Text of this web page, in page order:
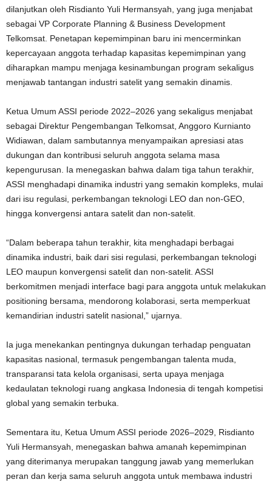
dilanjutkan oleh Risdianto Yuli Hermansyah, yang juga menjabat
sebagai VP Corporate Planning & Business Development
Telkomsat. Penetapan kepemimpinan baru ini mencerminkan
kepercayaan anggota terhadap kapasitas kepemimpinan yang
diharapkan mampu menjaga kesinambungan program sekaligus
menjawab tantangan industri satelit yang semakin dinamis.
Ketua Umum ASSI periode 2022–2026 yang sekaligus menjabat
sebagai Direktur Pengembangan Telkomsat, Anggoro Kurnianto
Widiawan, dalam sambutannya menyampaikan apresiasi atas
dukungan dan kontribusi seluruh anggota selama masa
kepengurusan. Ia menegaskan bahwa dalam tiga tahun terakhir,
ASSI menghadapi dinamika industri yang semakin kompleks, mulai
dari isu regulasi, perkembangan teknologi LEO dan non-GEO,
hingga konvergensi antara satelit dan non-satelit.
“Dalam beberapa tahun terakhir, kita menghadapi berbagai
dinamika industri, baik dari sisi regulasi, perkembangan teknologi
LEO maupun konvergensi satelit dan non-satelit. ASSI
berkomitmen menjadi interface bagi para anggota untuk melakukan
positioning bersama, mendorong kolaborasi, serta memperkuat
kemandirian industri satelit nasional,” ujarnya.
Ia juga menekankan pentingnya dukungan terhadap penguatan
kapasitas nasional, termasuk pengembangan talenta muda,
transparansi tata kelola organisasi, serta upaya menjaga
kedaulatan teknologi ruang angkasa Indonesia di tengah kompetisi
global yang semakin terbuka.
Sementara itu, Ketua Umum ASSI periode 2026–2029, Risdianto
Yuli Hermansyah, menegaskan bahwa amanah kepemimpinan
yang diterimanya merupakan tanggung jawab yang memerlukan
peran dan kerja sama seluruh anggota untuk membawa industri